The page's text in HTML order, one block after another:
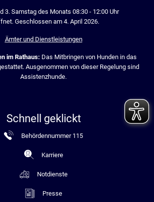
3. Samstag des Monats 08:30 - 12:00 Uhr
Geschlossen am 4. April 2026.
Ämter und Dienstleistungen
im Rathaus: Das Mitbringen von Hunden in das
Ausgenommen von dieser Regelung sind
Assistenzhunde.
Schnell geklickt
Behördennummer 115
Karriere
Notdienste
Presse